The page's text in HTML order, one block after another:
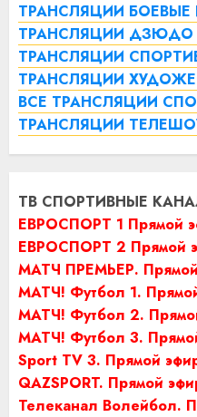
ТРАНСЛЯЦИИ БОЕВЫЕ
ТРАНСЛЯЦИИ ДЗЮДО
ТРАНСЛЯЦИИ
ТРАНСЛЯЦИИ
ВСЕ ТРАНСЛЯЦИИ
ТРАНСЛЯЦИИ
ТВ СПОРТИВНЫЕ
ЕВРОСПОРТ 1 Прямой
ЕВРОСПОРТ 2 Прямой
МАТЧ ПРЕМЬЕР.
МАТЧ! Футбол 1.
МАТЧ! Футбол 2.
МАТЧ! Футбол 3.
Sport TV 3. Прямой
QAZSPORT. Прямой
Телеканал Волейбол.